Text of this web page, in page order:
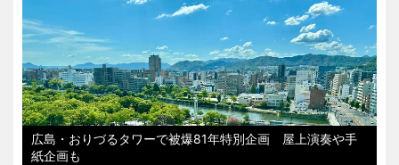
広島・おりづるタワーで被爆81年特別企画 屋上演奏や手
紙企画も